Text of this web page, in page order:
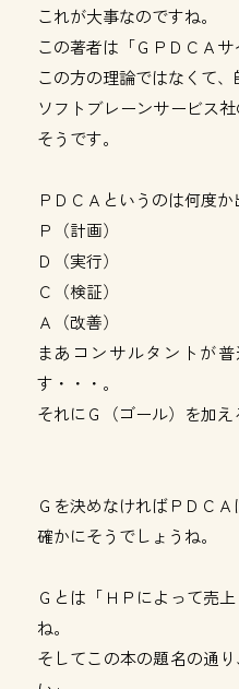
これが大事なのですね。
この著者は「ＧＰＤＣＡサ
この方の理論ではなくて
ソフトブレーンサービス
そうです。
ＰＤＣＡというのは何度か
Ｐ（計画）
Ｄ（実行）
Ｃ（検証）
Ａ（改善）
まあコンサルタントが
す・・・。
それにＧ（ゴール）を加え
Ｇを決めなければＰＤＣＡ
確かにそうでしょうね。
Ｇとは「ＨＰによって売
ね。
そしてこの本の題名の通